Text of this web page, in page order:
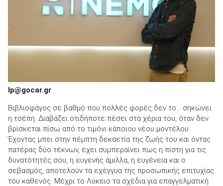
Καινούρια
ΑΝΑΖΗΤΗΣΗ
lp@gocar.gr
Βιβλιοφάγος σε βαθμό που πολλές φορές δεν το… σηκώνει
η τσέπη. Διαβάζει οτιδήποτε πέσει στα χέρια του, όταν δεν
βρίσκεται πίσω από το τιμόνι κάποιου νέου μοντέλου.
Έχοντας μπει στην πέμπτη δεκαετία της ζωής του και όντας
πατέρας δύο τέκνων, έχει συμπεραίνει πως η πίστη για τις
δυνατότητές σου, η ευγενής άμιλλα, η ευγένεια και ο
σεβασμός, αποτελούν τα εχέγγυα της προσωπικής επιτυχίας
του καθενός. Μέχρι το Λύκειο τα σχέδια για επαγγελματική